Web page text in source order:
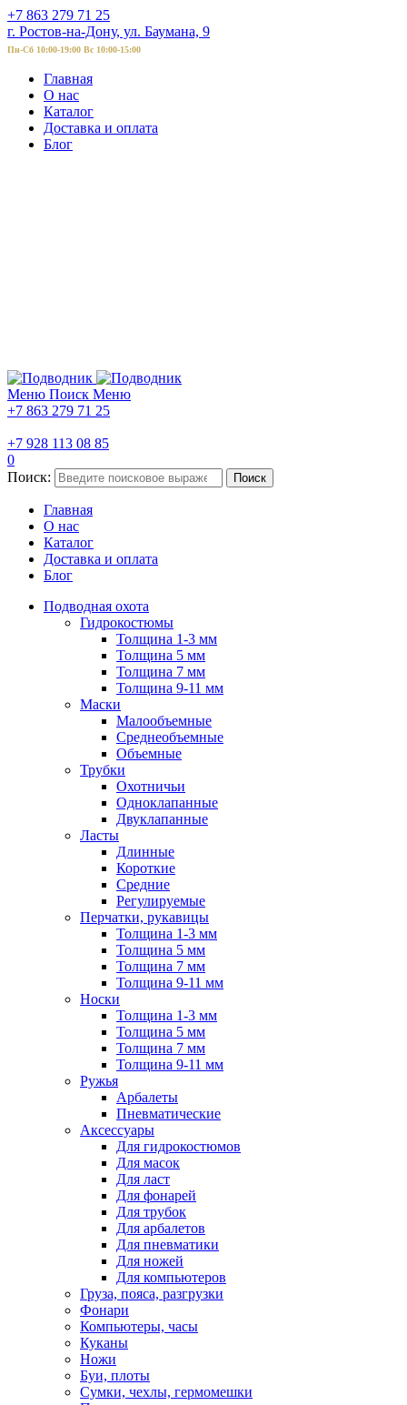
+7 863 279 71 25
г. Ростов-на-Дону, ул. Баумана, 9
Пн-Сб 10:00-19:00 Вс 10:00-15:00
Главная
О нас
Каталог
Доставка и оплата
Блог
Меню Поиск Меню
+7 863 279 71 25
+7 928 113 08 85
0
Поиск:
Поиск
Главная
О нас
Каталог
Доставка и оплата
Блог
Подводная охота
Гидрокостюмы
Толщина 1-3 мм
Толщина 5 мм
Толщина 7 мм
Толщина 9-11 мм
Маски
Малообъемные
Среднеобъемные
Объемные
Трубки
Охотничьи
Одноклапанные
Двуклапанные
Ласты
Длинные
Короткие
Средние
Регулируемые
Перчатки, рукавицы
Толщина 1-3 мм
Толщина 5 мм
Толщина 7 мм
Толщина 9-11 мм
Носки
Толщина 1-3 мм
Толщина 5 мм
Толщина 7 мм
Толщина 9-11 мм
Ружья
Арбалеты
Пневматические
Аксессуары
Для гидрокостюмов
Для масок
Для ласт
Для фонарей
Для трубок
Для арбалетов
Для пневматики
Для ножей
Для компьютеров
Груза, пояса, разгрузки
Фонари
Компьютеры, часы
Куканы
Ножи
Буи, плоты
Сумки, чехлы, гермомешки